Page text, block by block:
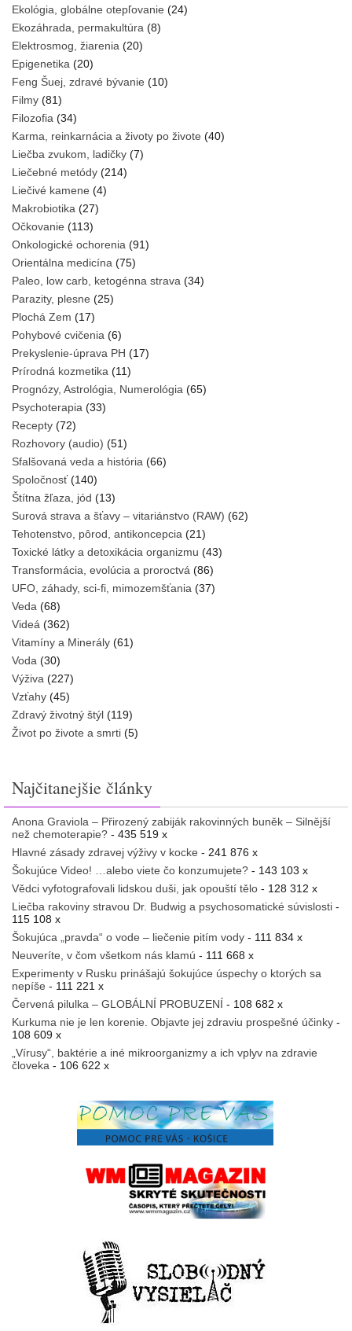
Ekológia, globálne otepľovanie (24)
Ekozáhrada, permakultúra (8)
Elektrosmog, žiarenia (20)
Epigenetika (20)
Feng Šuej, zdravé bývanie (10)
Filmy (81)
Filozofia (34)
Karma, reinkarnácia a životy po živote (40)
Liečba zvukom, ladičky (7)
Liečebné metódy (214)
Liečivé kamene (4)
Makrobiotika (27)
Očkovanie (113)
Onkologické ochorenia (91)
Orientálna medicína (75)
Paleo, low carb, ketogénna strava (34)
Parazity, plesne (25)
Plochá Zem (17)
Pohybové cvičenia (6)
Prekyslenie-úprava PH (17)
Prírodná kozmetika (11)
Prognózy, Astrológia, Numerológia (65)
Psychoterapia (33)
Recepty (72)
Rozhovory (audio) (51)
Sfalšovaná veda a história (66)
Spoločnosť(140)
Štítna žľaza, jód (13)
Surová strava a šťavy – vitariánstvo (RAW) (62)
Tehotenstvo, pôrod, antikoncepcia (21)
Toxické látky a detoxikácia organizmu (43)
Transformácia, evolúcia a proroctvá (86)
UFO, záhady, sci-fi, mimozemšťania (37)
Veda (68)
Videá (362)
Vitamíny a Minerály (61)
Voda (30)
Výživa (227)
Vzťahy (45)
Zdravý životný štýl (119)
Život po živote a smrti (5)
Najčitanejšie články
Anona Graviola – Přirozený zabiják rakovinných buněk – Silnější
než chemoterapie? - 435 519 x
Hlavné zásady zdravej výživy v kocke - 241 876 x
Šokujúce Video! …alebo viete čo konzumujete? - 143 103 x
Vědci vyfotografovali lidskou duši, jak opouští tělo - 128 312 x
Liečba rakoviny stravou Dr. Budwig a psychosomatické súvislosti -
115 108 x
Šokujúca „pravda“ o vode – liečenie pitím vody - 111 834 x
Neuveríte, v čom všetkom nás klamú - 111 668 x
Experimenty v Rusku prinášajú šokujúce úspechy o ktorých sa
nepíše - 111 221 x
Červená pilulka – GLOBÁLNÍ PROBUZENÍ - 108 682 x
Kurkuma nie je len korenie. Objavte jej zdraviu prospešné účinky -
108 609 x
„Vírusy“, baktérie a iné mikroorganizmy a ich vplyv na zdravie
človeka - 106 622 x